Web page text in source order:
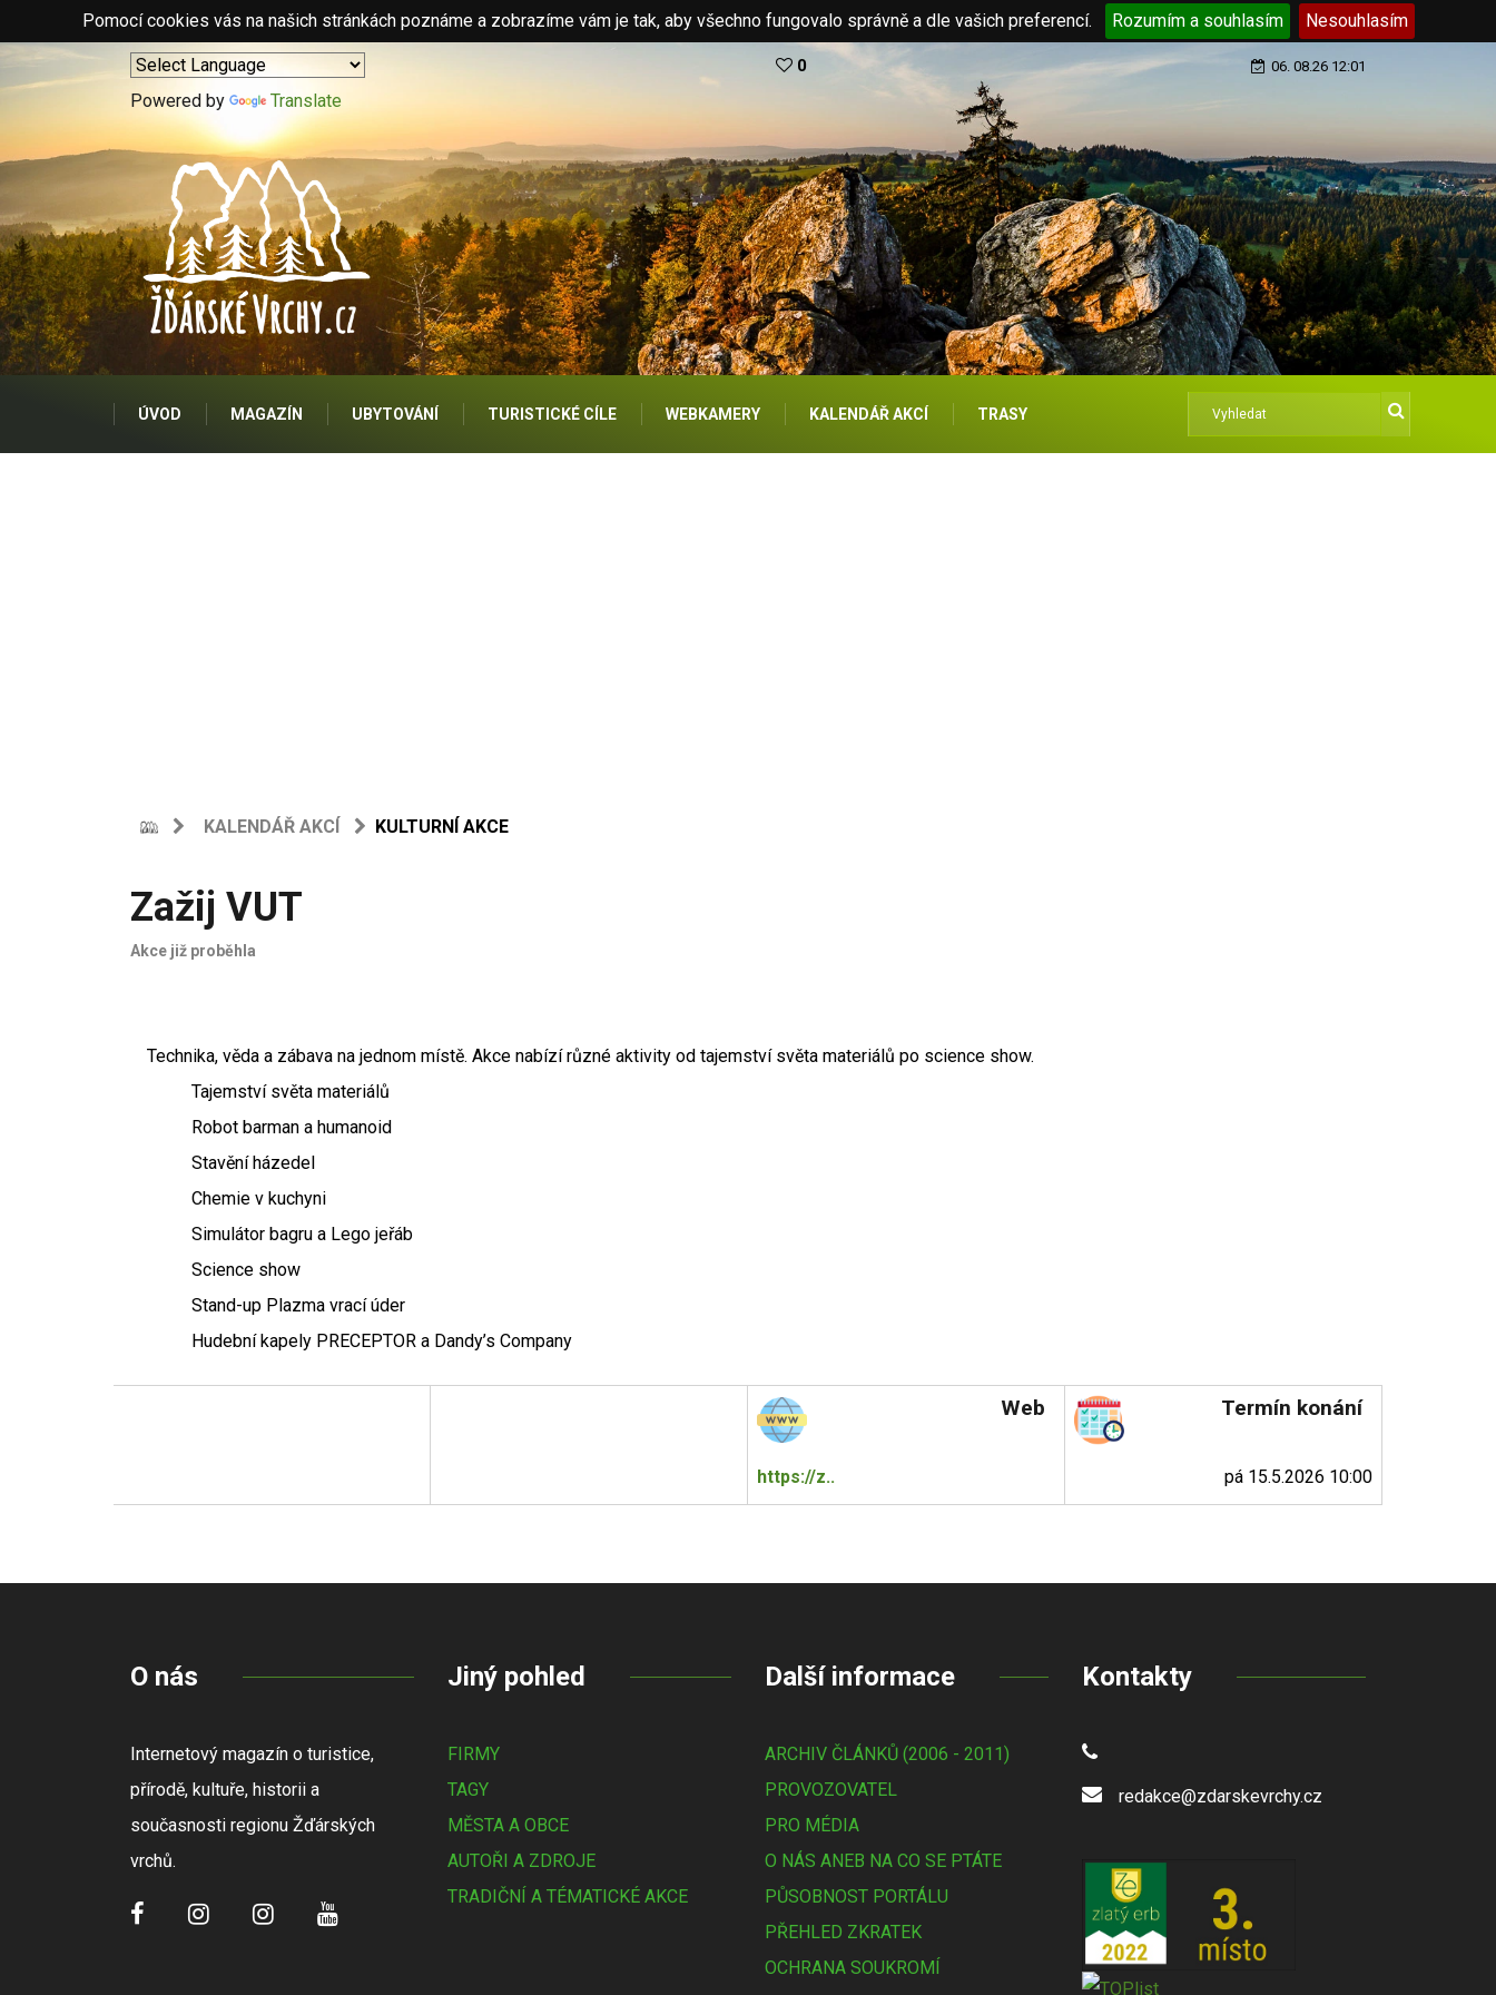
Pomocí cookies vás na našich stránkách poznáme a zobrazíme vám je tak, aby všechno fungovalo správně a dle vašich preferencí. Rozumím a souhlasím Nesouhlasím
Powered by Translate
0 06. 08.26 12:01
ÚVOD MAGAZÍN UBYTOVÁNÍ TURISTICKÉ CÍLE WEBKAMERY KALENDÁŘ AKCÍ TRASY
KALENDÁŘ AKCÍ KULTURNÍ AKCE
Zažij VUT
Akce již proběhla
Technika, věda a zábava na jednom místě. Akce nabízí různé aktivity od tajemství světa materiálů po science show.
Tajemství světa materiálů
Robot barman a humanoid
Stavění házedel
Chemie v kuchyni
Simulátor bagru a Lego jeřáb
Science show
Stand-up Plazma vrací úder
Hudební kapely PRECEPTOR a Dandy’s Company
Web
https://z..
Termín konání
pá 15.5.2026 10:00
O nás
Internetový magazín o turistice,
přírodě, kultuře, historii a
současnosti regionu Žďárských
vrchů.
Jiný pohled
FIRMY
TAGY
MĚSTA A OBCE
AUTOŘI A ZDROJE
TRADIČNÍ A TÉMATICKÉ AKCE
Další informace
ARCHIV ČLÁNKŮ (2006 - 2011)
PROVOZOVATEL
PRO MÉDIA
O NÁS ANEB NA CO SE PTÁTE
PŮSOBNOST PORTÁLU
PŘEHLED ZKRATEK
OCHRANA SOUKROMÍ
Kontakty
redakce@zdarskevrchy.cz